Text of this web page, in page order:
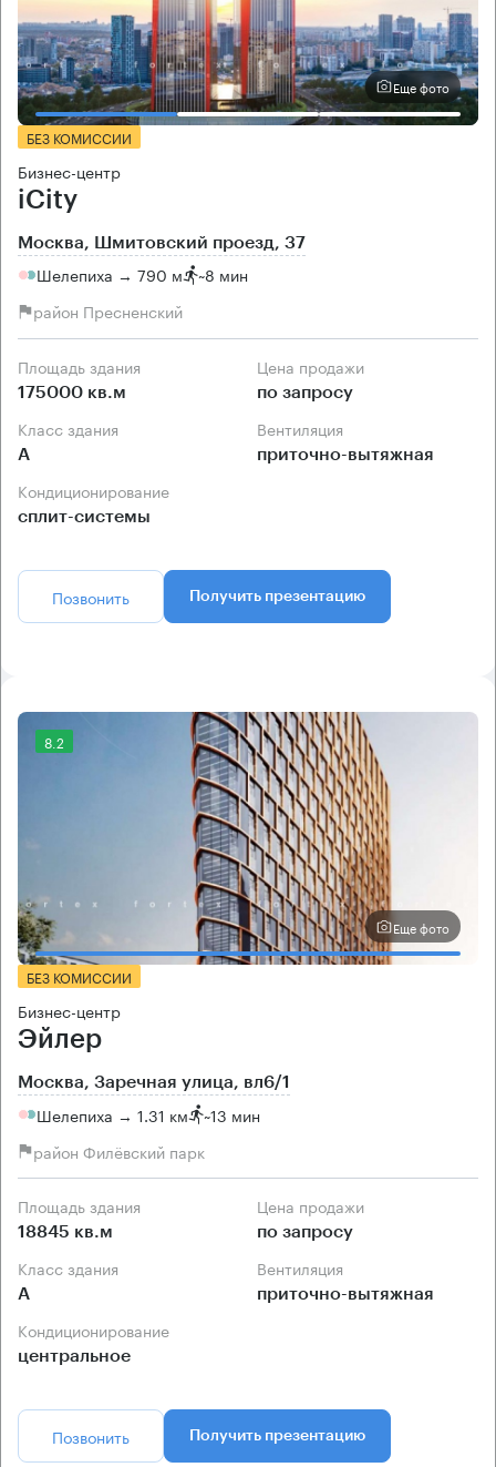
Еще фото
БЕЗ КОМИССИИ
Бизнес-центр
iCity
Москва, Шмитовский проезд, 37
Шелепиха → 790 м ~8 мин
район Пресненский
Площадь здания
175000 кв.м
Цена продажи
по запросу
Класс здания
А
Вентиляция
приточно-вытяжная
Кондиционирование
сплит-системы
Позвонить Получить презентацию
8.2
Еще фото
БЕЗ КОМИССИИ
Бизнес-центр
Эйлер
Москва, Заречная улица, вл6/1
Шелепиха → 1.31 км ~13 мин
район Филёвский парк
Площадь здания
18845 кв.м
Цена продажи
по запросу
Класс здания
А
Вентиляция
приточно-вытяжная
Кондиционирование
центральное
Позвонить Получить презентацию